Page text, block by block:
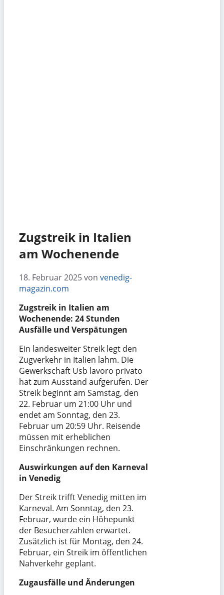
Zugstreik in Italien
am Wochenende
18. Februar 2025von venedig-
magazin.com
Zugstreik in Italien am
Wochenende: 24 Stunden
Ausfälle und Verspätungen
Ein landesweiter Streik legt den
Zugverkehr in Italien lahm. Die
Gewerkschaft Usb lavoro privato
hat zum Ausstand aufgerufen. Der
Streik beginnt am Samstag, den
22. Februar um 21:00 Uhr und
endet am Sonntag, den 23.
Februar um 20:59 Uhr. Reisende
müssen mit erheblichen
Einschränkungen rechnen.
Auswirkungen auf den Karneval
in Venedig
Der Streik trifft Venedig mitten im
Karneval. Am Sonntag, den 23.
Februar, wurde ein Höhepunkt
der Besucherzahlen erwartet.
Zusätzlich ist für Montag, den 24.
Februar, ein Streik im öffentlichen
Nahverkehr geplant.
Zugausfälle und Änderungen